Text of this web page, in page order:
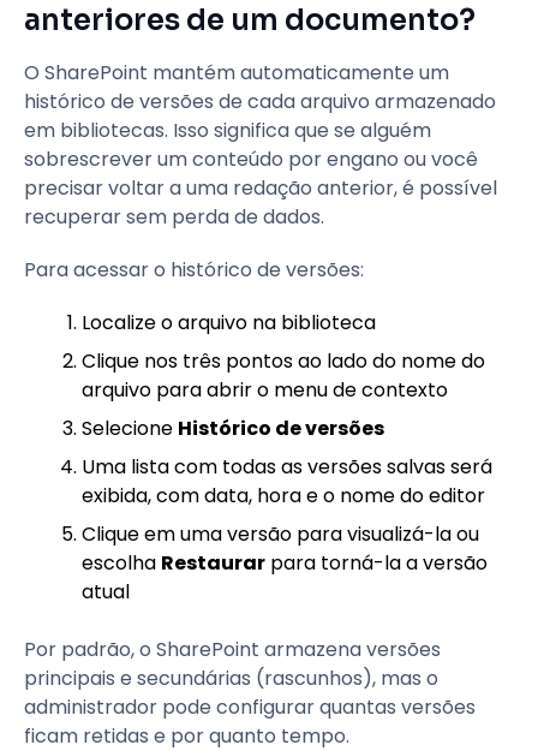
anteriores de um documento?
O SharePoint mantém automaticamente um
histórico de versões de cada arquivo armazenado
em bibliotecas. Isso significa que se alguém
sobrescrever um conteúdo por engano ou você
precisar voltar a uma redação anterior, é possível
recuperar sem perda de dados.
Para acessar o histórico de versões:
Localize o arquivo na biblioteca
Clique nos três pontos ao lado do nome do
arquivo para abrir o menu de contexto
Selecione Histórico de versões
Uma lista com todas as versões salvas será
exibida, com data, hora e o nome do editor
Clique em uma versão para visualizá-la ou
escolha Restaurar para torná-la a versão
atual
Por padrão, o SharePoint armazena versões
principais e secundárias (rascunhos), mas o
administrador pode configurar quantas versões
ficam retidas e por quanto tempo.